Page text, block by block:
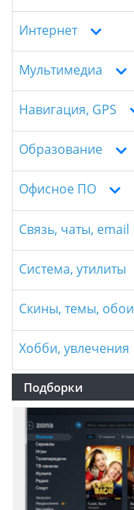
Интернет
Мультимедиа
Навигация, GPS
Образование
Офисное ПО
Связь, чаты, email
Система, утилиты
Скины, темы, обои
Хобби, увлечения
Подборки